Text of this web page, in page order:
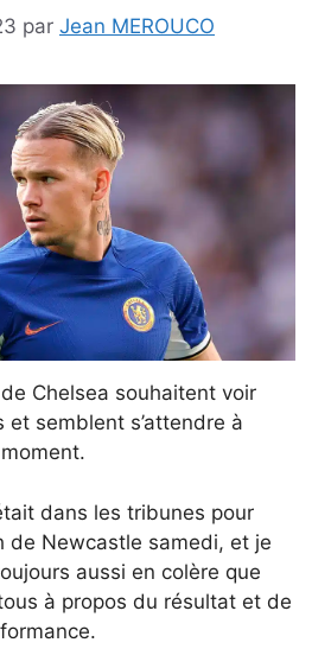
par Jean MEROUCO
Chelsea souhaitent voir
et semblent s’attendre à
dans les tribunes pour
de Newcastle samedi, et je
aussi en colère que
à propos du résultat et de